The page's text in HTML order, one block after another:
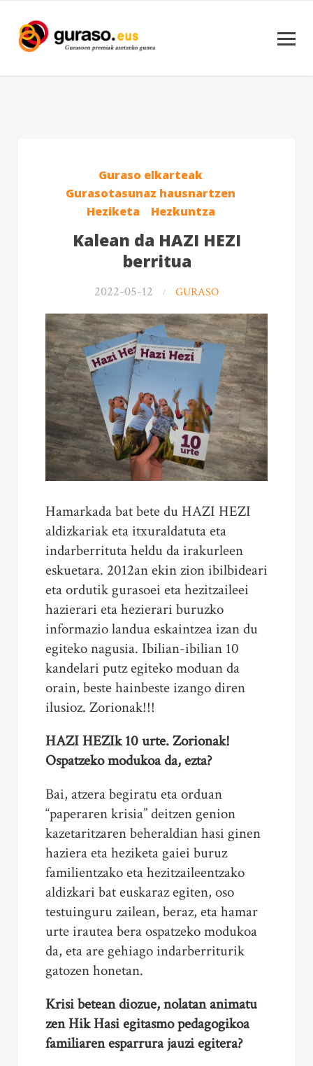
Guraso elkarteak
Gurasotasunaz hausnartzen
Heziketa
Hezkuntza
Kalean da HAZI HEZI
berritua
2022-05-12 GURASO
Hamarkada bat bete du HAZI HEZI
aldizkariak eta itxuraldatuta eta
indarberrituta heldu da irakurleen
eskuetara. 2012an ekin zion ibilbideari
eta ordutik gurasoei eta hezitzaileei
hazierari eta hezierari buruzko
informazio landua eskaintzea izan du
egiteko nagusia. Ibilian-ibilian 10
kandelari putz egiteko moduan da
orain, beste hainbeste izango diren
ilusioz. Zorionak!!!
HAZI HEZIk 10 urte. Zorionak!
Ospatzeko modukoa da, ezta?
Bai, atzera begiratu eta orduan
“paperaren krisia” deitzen genion
kazetaritzaren beheraldian hasi ginen
haziera eta heziketa gaiei buruz
familientzako eta hezitzaileentzako
aldizkari bat euskaraz egiten, oso
testuinguru zailean, beraz, eta hamar
urte irautea bera ospatzeko modukoa
da, eta are gehiago indarberriturik
gatozen honetan.
Krisi betean diozue, nolatan animatu
zen Hik Hasi egitasmo pedagogikoa
familiaren esparrura jauzi egitera?